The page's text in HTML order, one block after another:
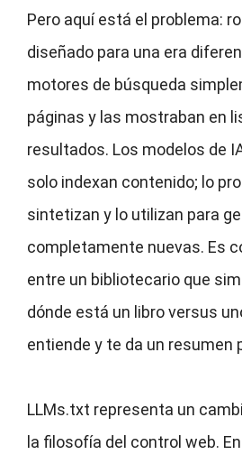
Pero aquí está el problema:
diseñado para una era
motores de búsqueda
páginas y las mostraban en
resultados. Los modelos de
solo indexan contenido; lo
sintetizan y lo utilizan para
completamente nuevas. Es
entre un bibliotecario que
dónde está un libro versus
entiende y te da un resumen
LLMs.txt representa un
la filosofía del control web.